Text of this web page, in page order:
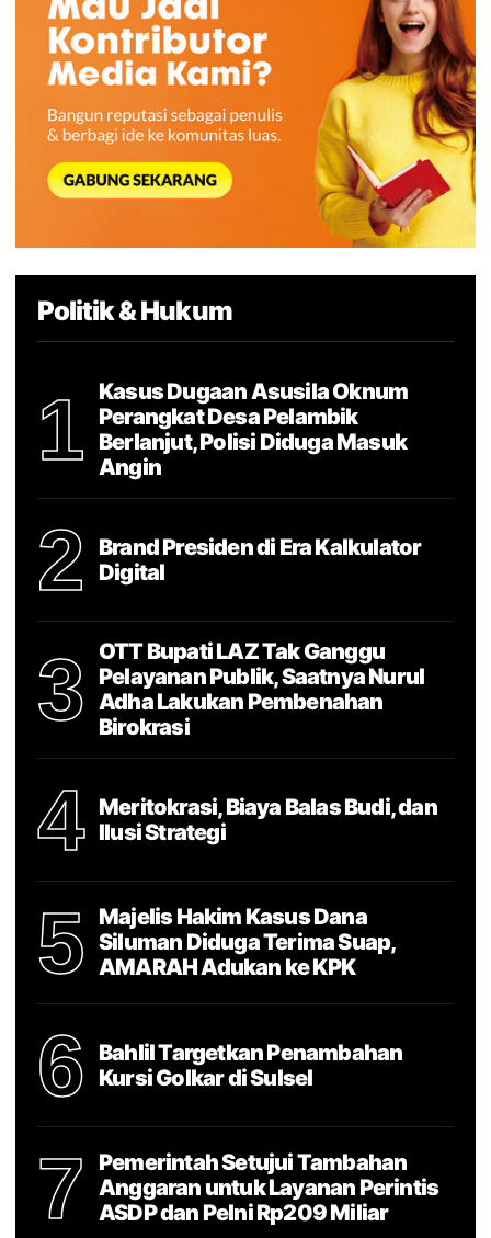
Politik & Hukum
1
Kasus Dugaan Asusila Oknum
Perangkat Desa Pelambik
Berlanjut, Polisi Diduga Masuk
Angin
2
Brand Presiden di Era Kalkulator
Digital
3
OTT Bupati LAZ Tak Ganggu
Pelayanan Publik, Saatnya Nurul
Adha Lakukan Pembenahan
Birokrasi
4
Meritokrasi, Biaya Balas Budi, dan
Ilusi Strategi
5
Majelis Hakim Kasus Dana
Siluman Diduga Terima Suap,
AMARAH Adukan ke KPK
6
Bahlil Targetkan Penambahan
Kursi Golkar di Sulsel
7
Pemerintah Setujui Tambahan
Anggaran untuk Layanan Perintis
ASDP dan Pelni Rp209 Miliar